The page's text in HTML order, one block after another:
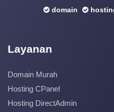
domain
Layanan
Domain Murah
Hosting CPanel
Hosting DirectAdmin